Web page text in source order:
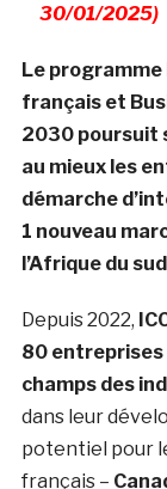
30/01/2025)
Le programme
français et
2030 poursuit
au mieux les
démarche
1 nouveau
l’Afrique du
Depuis 2022,
80
champs des
dans leur
potentiel pour
français –